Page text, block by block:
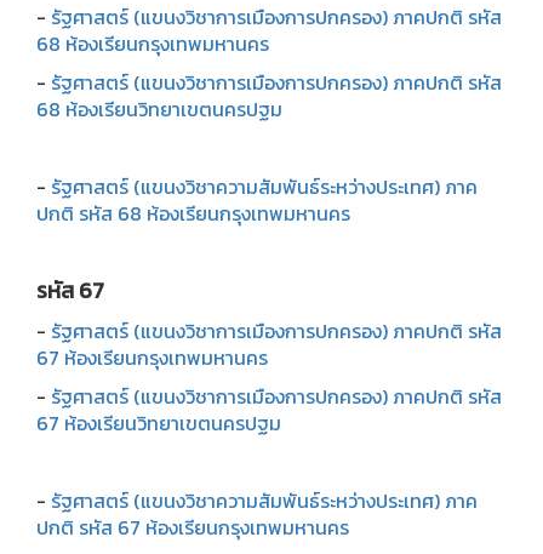
- รัฐศาสตร์ (แขนงวิชาการเมืองการปกครอง) ภาคปกติ รหัส
68 ห้องเรียนกรุงเทพมหานคร
- รัฐศาสตร์ (แขนงวิชาการเมืองการปกครอง) ภาคปกติ รหัส
68 ห้องเรียนวิทยาเขตนครปฐม
- รัฐศาสตร์ (แขนงวิชาความสัมพันธ์ระหว่างประเทศ) ภาค
ปกติ รหัส 68 ห้องเรียนกรุงเทพมหานคร
รหัส 67
- รัฐศาสตร์ (แขนงวิชาการเมืองการปกครอง) ภาคปกติ รหัส
67 ห้องเรียนกรุงเทพมหานคร
- รัฐศาสตร์ (แขนงวิชาการเมืองการปกครอง) ภาคปกติ รหัส
67 ห้องเรียนวิทยาเขตนครปฐม
- รัฐศาสตร์ (แขนงวิชาความสัมพันธ์ระหว่างประเทศ) ภาค
ปกติ รหัส 67 ห้องเรียนกรุงเทพมหานคร